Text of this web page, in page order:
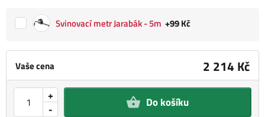
Vaše cena 2 214 Kč
-
+ Do košíku
Svinovací metr Jarabák - 5m +99 Kč